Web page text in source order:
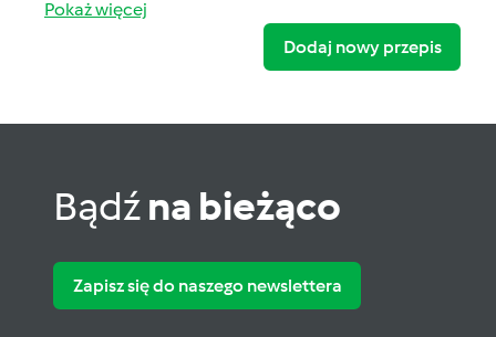
Pokaż więcej
Dodaj nowy przepis
Bądźna bieżąco
Zapisz się do naszego newslettera